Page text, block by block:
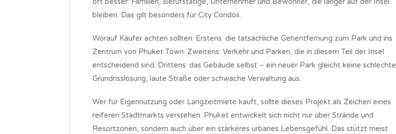
bleiben. Das gilt besonders für City Condos.
Worauf Käufer achten sollten. Erstens: die tatsächliche Gehentfernung zum Park und ins
Zentrum von Phuket Town. Zweitens: Verkehr und Parken, die in diesem Teil der Insel
entscheidend sind. Drittens: das Gebäude selbst – ein neuer Park gleicht keine schlechte
Grundrisslösung, laute Straße oder schwache Verwaltung aus.
Wer für Eigennutzung oder Langzeitmiete kauft, sollte dieses Projekt als Zeichen eines
reiferen Stadtmarkts verstehen. Phuket entwickelt sich nicht nur über Strände und
Resortzonen, sondern auch über ein stärkeres urbanes Lebensgefühl. Das stützt meist